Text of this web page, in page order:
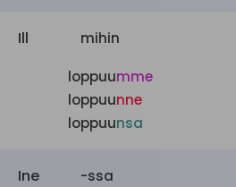
Ill mihin
loppuumme
loppuunne
loppuunsa
Ine -ssa